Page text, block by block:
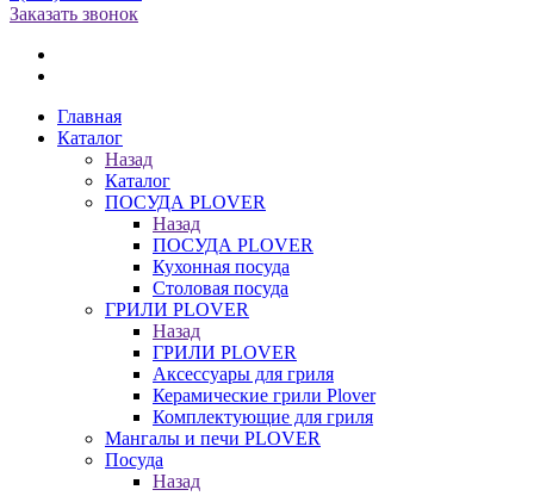
Заказать звонок
Главная
Каталог
Назад
Каталог
ПОСУДА PLOVER
Назад
ПОСУДА PLOVER
Кухонная посуда
Столовая посуда
ГРИЛИ PLOVER
Назад
ГРИЛИ PLOVER
Аксессуары для гриля
Керамические грили Plover
Комплектующие для гриля
Мангалы и печи PLOVER
Посуда
Назад